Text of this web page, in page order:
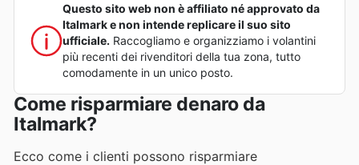
Questo sito web non è affiliato né approvato da
Italmark e non intende replicare il suo sito
ufficiale. Raccogliamo e organizziamo i volantini
più recenti dei rivenditori della tua zona, tutto
comodamente in un unico posto.
Come risparmiare denaro da
Italmark?
Ecco come i clienti possono risparmiare